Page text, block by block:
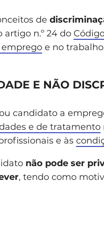
de
n.º 24 do
emprego e no
E NÃO
candidato a
e de tratamento
e às
não pode ser
, tendo como